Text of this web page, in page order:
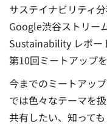
サステイナビリティ
Google渋谷ストリー
Sustainability レポー
第10回ミートアップ
今までのミートアッ
では色々なテーマを
共有したい、知って